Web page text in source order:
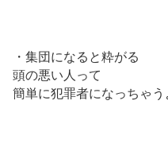
・集団になると粋がる
頭の悪い人って
簡単に犯罪者になっちゃ